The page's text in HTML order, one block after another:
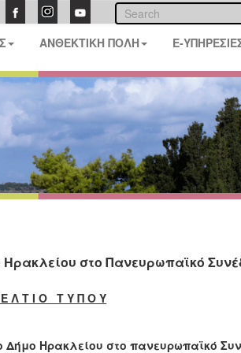
ΑΝΘΕΚΤΙΚΗ ΠΟΛΗ E-
στο Πανευρωπαϊκό
Λ Τ Ι Ο Τ Υ Π Ο Υ
Ηρακλείου στο πανευρωπαϊκό